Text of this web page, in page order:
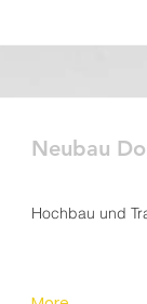
Neubau
Hochbau und